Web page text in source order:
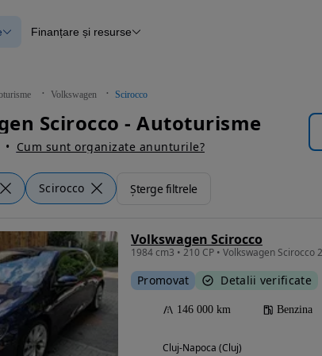
verificate
Blog Autovit.ro
Finanțare și resurse
Volkswagen Scirocco
Scirocco - Autoturisme
Cum sunt organizate anunturile?
Scirocco Șterge filtrele
Volkswagen Scirocco
1984 cm3 • 210 CP • Volkswagen Scirocco
Promovat Detalii verificate
146 000 km Benzina
Cluj-Napoca (Cluj)